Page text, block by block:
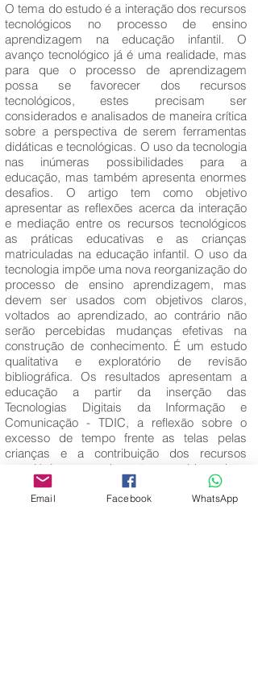
O tema do estudo é a interação dos recursos
tecnológicos no processo de ensino
aprendizagem na educação infantil. O
avanço tecnológico já é uma realidade, mas
para que o processo de aprendizagem
possa se favorecer dos recursos
tecnológicos, estes precisam ser
considerados e analisados de maneira crítica
sobre a perspectiva de serem ferramentas
didáticas e tecnológicas. O uso da tecnologia
nas inúmeras possibilidades para a
educação, mas também apresenta enormes
desafios. O artigo tem como objetivo
apresentar as reflexões acerca da interação
e mediação entre os recursos tecnológicos
as práticas educativas e as crianças
matriculadas na educação infantil. O uso da
tecnologia impõe uma nova reorganização do
processo de ensino aprendizagem, mas
devem ser usados com objetivos claros,
voltados ao aprendizado, ao contrário não
serão percebidas mudanças efetivas na
construção de conhecimento. É um estudo
qualitativa e exploratório de revisão
bibliográfica. Os resultados apresentam a
educação a partir da inserção das
Tecnologias Digitais da Informação e
Comunicação - TDIC, a reflexão sobre o
excesso de tempo frente as telas pelas
crianças e a contribuição dos recursos
tecnológicos na educação, considerando a
urgência em educar para formar seres
críticos frente a tecnologia e não meros
Email Facebook WhatsApp